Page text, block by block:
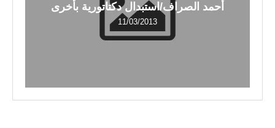
أحمد الصراف/استبدال دكتاتورية بأخرى
11/03/2013